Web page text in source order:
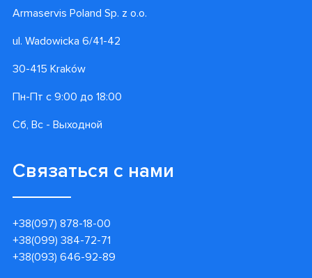
Armaservis Poland Sp. z o.o.
ul. Wadowicka 6/41-42
30-415 Kraków
Пн-Пт с 9:00 до 18:00
Сб, Вс - Выходной
Связаться с нами
+38(097) 878-18-00
+38(099) 384-72-71
+38(093) 646-92-89